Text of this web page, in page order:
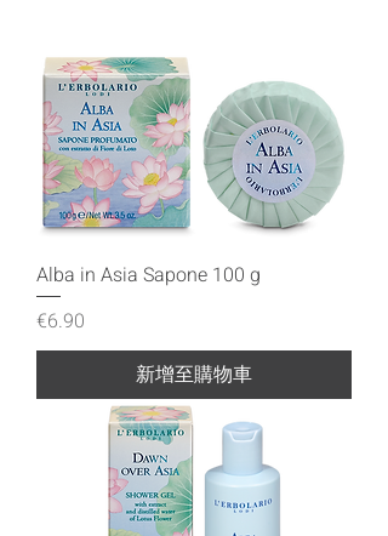
Alba in Asia Sapone 100 g
價格
€6.90
新增至購物車